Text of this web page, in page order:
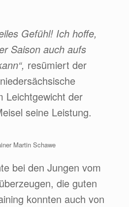
Gefühl! Ich hoffe,
Saison auch aufs
resümiert der
Leichtgewicht der
seine Leistung.
Martin Schawe
bei den Jungen vom
die guten
konnten auch von